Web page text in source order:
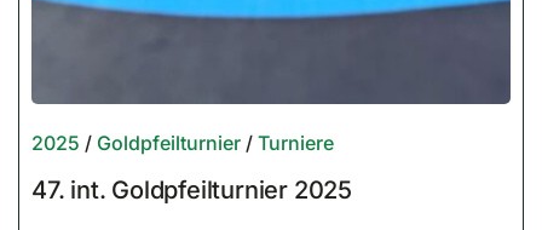
2025 / Goldpfeilturnier/ Turniere
47. int. Goldpfeilturnier 2025